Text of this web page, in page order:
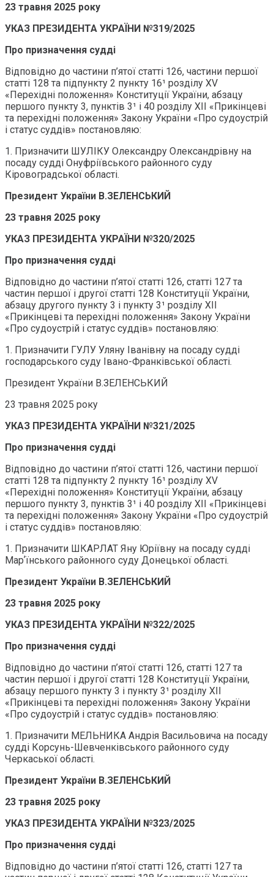
23 травня 2025 року
УКАЗ ПРЕЗИДЕНТА УКРАЇНИ №319/2025
Про призначення судді
Відповідно до частини п’ятої статті 126, частини першої
статті 128 та підпункту 2 пункту 16¹ розділу XV
«Перехідні положення» Конституції України, абзацу
першого пункту 3, пунктів 3¹ і 40 розділу ХІІ «Прикінцеві
та перехідні положення» Закону України «Про судоустрій
і статус суддів» постановляю:
1. Призначити ШУЛІКУ Олександру Олександрівну на
посаду судді Онуфріївського районного суду
Кіровоградської області.
Президент України В.ЗЕЛЕНСЬКИЙ
23 травня 2025 року
УКАЗ ПРЕЗИДЕНТА УКРАЇНИ №320/2025
Про призначення судді
Відповідно до частини п’ятої статті 126, статті 127 та
частин першої і другої статті 128 Конституції України,
абзацу другого пункту 3 і пункту 3¹ розділу ХІІ
«Прикінцеві та перехідні положення» Закону України
«Про судоустрій і статус суддів» постановляю:
1. Призначити ГУЛУ Уляну Іванівну на посаду судді
господарського суду Івано-Франківської області.
Президент України В.ЗЕЛЕНСЬКИЙ
23 травня 2025 року
УКАЗ ПРЕЗИДЕНТА УКРАЇНИ №321/2025
Про призначення судді
Відповідно до частини п’ятої статті 126, частини першої
статті 128 та підпункту 2 пункту 16¹ розділу XV
«Перехідні положення» Конституції України, абзацу
першого пункту 3, пунктів 3¹ і 40 розділу ХІІ «Прикінцеві
та перехідні положення» Закону України «Про судоустрій
і статус суддів» постановляю:
1. Призначити ШКАРЛАТ Яну Юріївну на посаду судді
Марʼїнського районного суду Донецької області.
Президент України В.ЗЕЛЕНСЬКИЙ
23 травня 2025 року
УКАЗ ПРЕЗИДЕНТА УКРАЇНИ №322/2025
Про призначення судді
Відповідно до частини п’ятої статті 126, статті 127 та
частин першої і другої статті 128 Конституції України,
абзацу першого пункту 3 і пункту 3¹ розділу ХІІ
«Прикінцеві та перехідні положення» Закону України
«Про судоустрій і статус суддів» постановляю:
1. Призначити МЕЛЬНИКА Андрія Васильовича на посаду
судді Корсунь-Шевченківського районного суду
Черкаської області.
Президент України В.ЗЕЛЕНСЬКИЙ
23 травня 2025 року
УКАЗ ПРЕЗИДЕНТА УКРАЇНИ №323/2025
Про призначення судді
Відповідно до частини п’ятої статті 126, статті 127 та